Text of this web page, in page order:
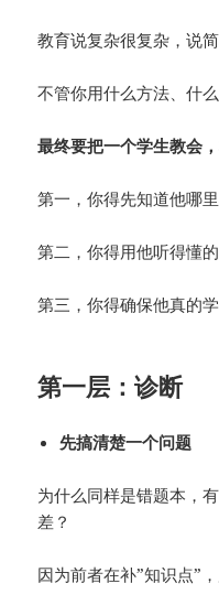
教育说复杂很复杂，说简
不管你用什么方法、什
最终要把一个学生教会
第一，你得先知道他哪里
第二，你得用他听得懂
第三，你得确保他真的
第一层：诊断
先搞清楚一个问题
为什么同样是错题本，
差？
因为前者在补”知识点”，